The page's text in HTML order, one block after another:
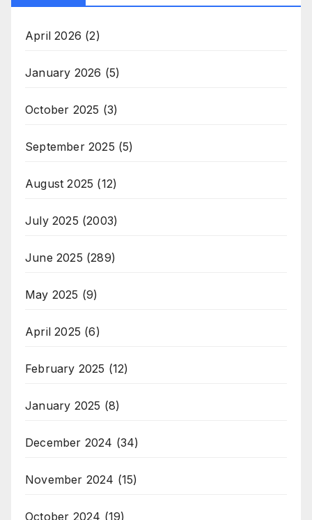
April 2026 (2)
January 2026 (5)
October 2025 (3)
September 2025 (5)
August 2025 (12)
July 2025 (2003)
June 2025 (289)
May 2025 (9)
April 2025 (6)
February 2025 (12)
January 2025 (8)
December 2024 (34)
November 2024 (15)
October 2024 (19)